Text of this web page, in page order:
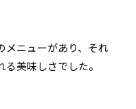
メニューがあり、それ
美味しさでした。